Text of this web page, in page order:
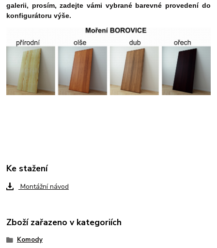
galerii, prosím, zadejte vámi vybrané barevné provedení do
konfigurátoru výše.
Ke stažení
Montážní návod
Zboží zařazeno v kategoriích
Komody